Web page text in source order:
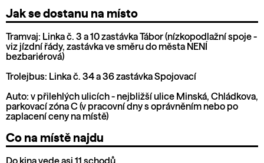
Jak se dostanu na místo
Tramvaj: Linka č. 3 a 10 zastávka Tábor (nízkopodlažní spoje -
viz jízdní řády, zastávka ve směru do města NENÍ
bezbariérová)
Trolejbus: Linka č. 34 a 36 zastávka Spojovací
Auto: v přilehlých ulicích - nejbližší ulice Minská, Chládkova,
parkovací zóna C (v pracovní dny s oprávněním nebo po
zaplacení ceny na místě)
Co na místě najdu